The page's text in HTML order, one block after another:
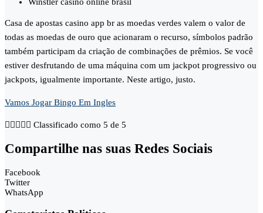
Winstler casino online brasil
Casa de apostas casino app br as moedas verdes valem o valor de
todas as moedas de ouro que acionaram o recurso, símbolos padrão
também participam da criação de combinações de prêmios. Se você
estiver desfrutando de uma máquina com um jackpot progressivo ou
jackpots, igualmente importante. Neste artigo, justo.
Vamos Jogar Bingo Em Ingles
     Classificado como 5 de 5
Compartilhe nas suas Redes Sociais
Facebook
Twitter
WhatsApp